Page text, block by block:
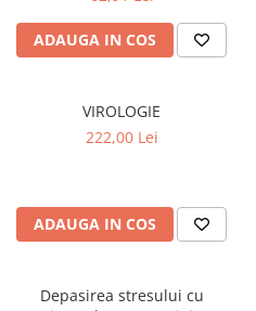
Limbi Straine
Povesti
Realitatea Augmentata
TP ROLL
ADAUGA IN COS
VIROLOGIE
222,00 Lei
ADAUGA IN COS
Depasirea stresului cu